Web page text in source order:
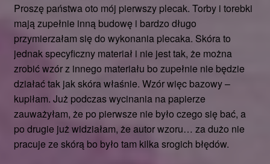
Proszę państwa oto mój pierwszy plecak. Torby i torebki
mają zupełnie inną budowę i bardzo długo
przymierzałam się do wykonania plecaka. Skóra to
jednak specyficzny materiał i nie jest tak, że można
zrobić wzór z innego materiału bo zupełnie nie będzie
działać tak jak skóra właśnie. Wzór więc bazowy –
kupiłam. Już podczas wycinania na papierze
zauważyłam, że po pierwsze nie było czego się bać, a
po drugie już widziałam, że autor wzoru… za dużo nie
pracuje ze skórą bo było tam kilka srogich błędów.